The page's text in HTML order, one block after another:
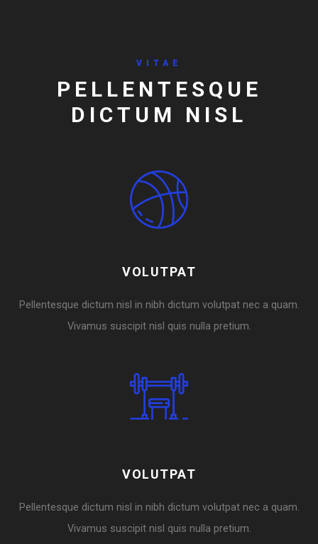
VITAE
PELLENTESQUE
DICTUM NISL
VOLUTPAT
Pellentesque dictum nisl in nibh dictum volutpat nec a quam.
Vivamus suscipit nisl quis nulla pretium.
VOLUTPAT
Pellentesque dictum nisl in nibh dictum volutpat nec a quam.
Vivamus suscipit nisl quis nulla pretium.